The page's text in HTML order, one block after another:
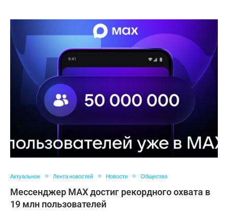
Актуальное Лента новостей Новости Общество
Мессенджер MAX достиг рекордного охвата в
19 млн пользователей